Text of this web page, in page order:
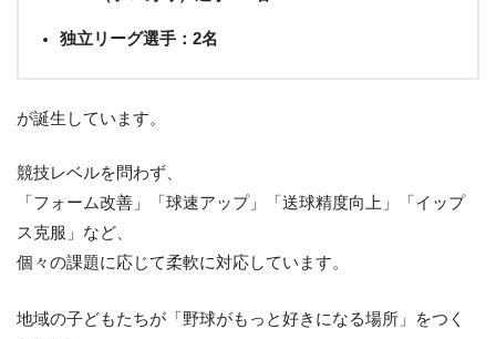
独立リーグ選手：2名
が誕生しています。
競技レベルを問わず、
「フォーム改善」「球速アップ」「送球精度向上」「イップ
ス克服」など、
個々の課題に応じて柔軟に対応しています。
地域の子どもたちが「野球がもっと好きになる場所」をつく